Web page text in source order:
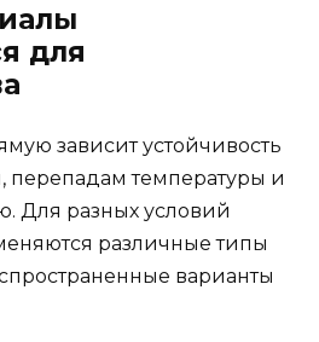
для
зависит устойчивость
перепадам температуры и
Для разных условий
различные типы
варианты